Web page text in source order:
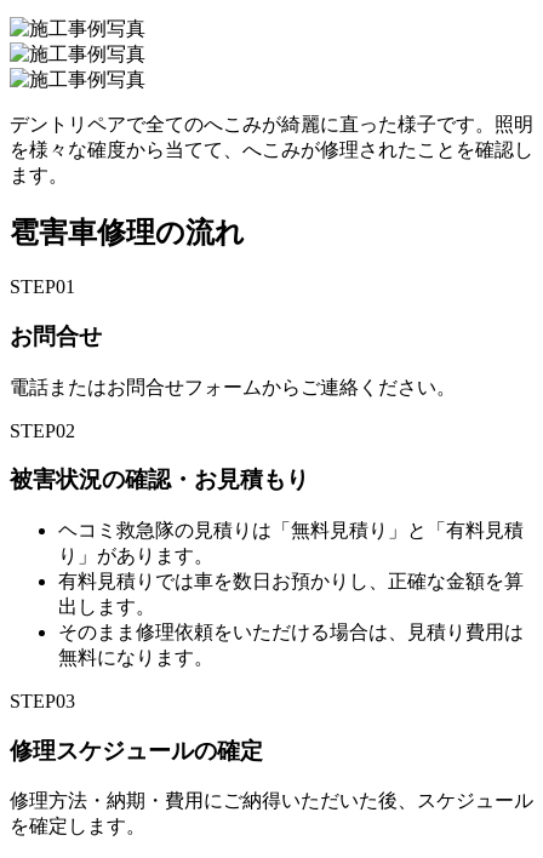
デントリペアで全てのへこみが綺麗に直った様子です。照明
を様々な確度から当てて、へこみが修理されたことを確認し
ます。
雹害車修理の流れ
STEP01
お問合せ
電話またはお問合せフォームからご連絡ください。
STEP02
被害状況の確認・お見積もり
ヘコミ救急隊の見積りは「無料見積り」と「有料見積
り」があります。
有料見積りでは車を数日お預かりし、正確な金額を算
出します。
そのまま修理依頼をいただける場合は、見積り費用は
無料になります。
STEP03
修理スケジュールの確定
修理方法・納期・費用にご納得いただいた後、スケジュール
を確定します。